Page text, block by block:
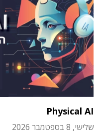
Physical AI
שלישי, 8 בספטמבר 2026